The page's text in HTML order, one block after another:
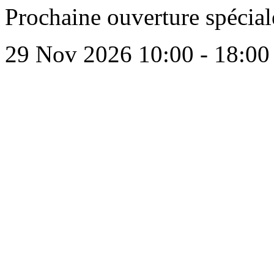
Prochaine ouverture
29 Nov 2026 10:00 - 18:00